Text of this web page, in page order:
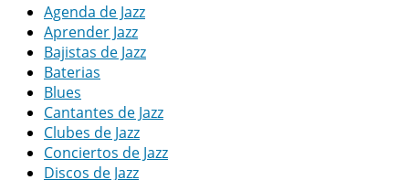
Agenda de Jazz
Aprender Jazz
Bajistas de Jazz
Baterias
Blues
Cantantes de Jazz
Clubes de Jazz
Conciertos de Jazz
Discos de Jazz